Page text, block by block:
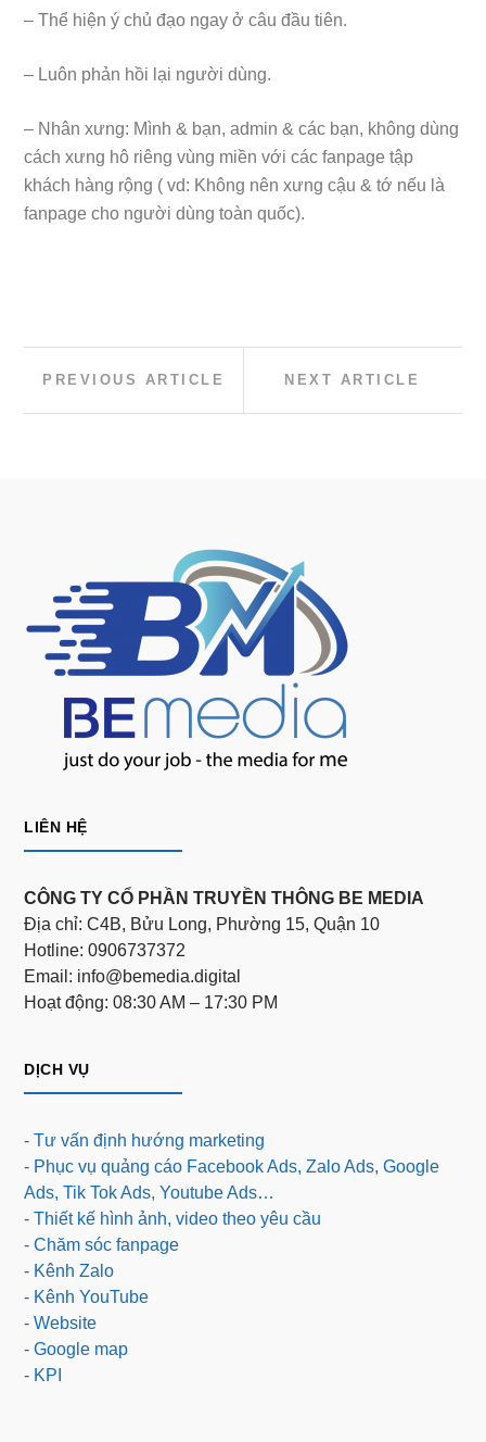
– Thể hiện ý chủ đạo ngay ở câu đầu tiên.
– Luôn phản hồi lại người dùng.
– Nhân xưng: Mình & bạn, admin & các bạn, không dùng
cách xưng hô riêng vùng miền với các fanpage tập
khách hàng rộng ( vd: Không nên xưng cậu & tớ nếu là
fanpage cho người dùng toàn quốc).
Post
navigation
PREVIOUS ARTICLE NEXT ARTICLE
LIÊN HỆ
CÔNG TY CỔ PHẦN TRUYỀN THÔNG BE MEDIA
Địa chỉ: C4B, Bửu Long, Phường 15, Quận 10
Hotline: 0906737372
Email: info@bemedia.digital
Hoạt động: 08:30 AM – 17:30 PM
DỊCH VỤ
- Tư vấn định hướng marketing
- Phục vụ quảng cáo Facebook Ads, Zalo Ads, Google
Ads, Tik Tok Ads, Youtube Ads…
- Thiết kế hình ảnh, video theo yêu cầu
- Chăm sóc fanpage
- Kênh Zalo
- Kênh YouTube
- Website
- Google map
- KPI